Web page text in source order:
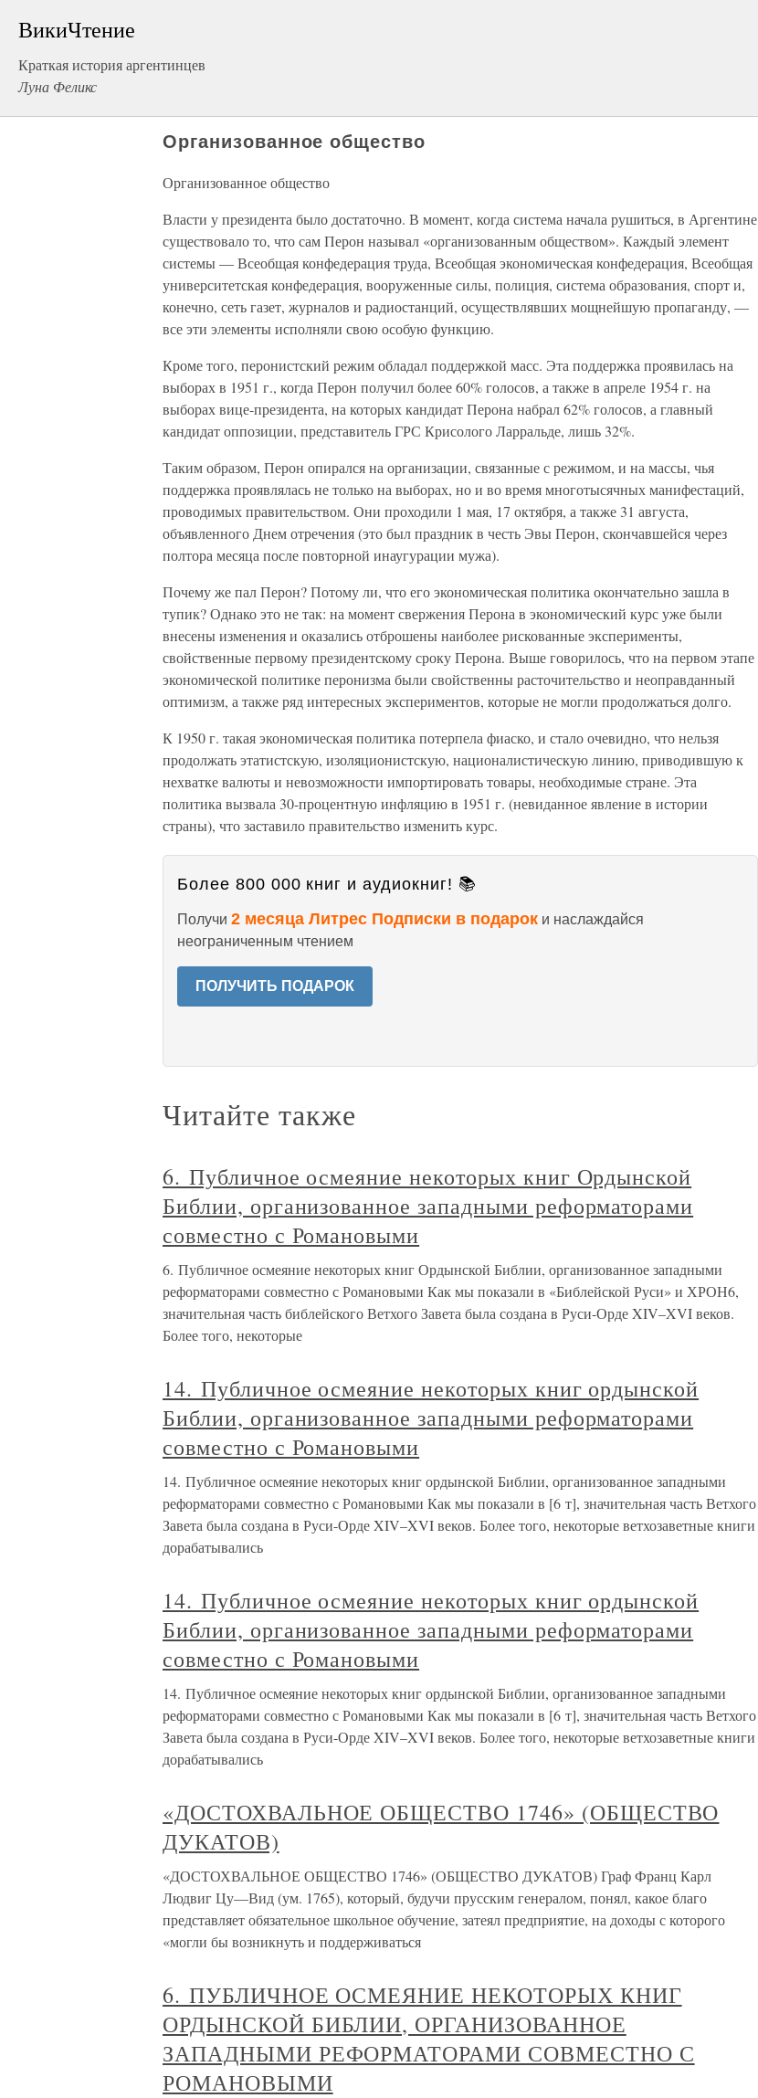
ВикиЧтение
Краткая история аргентинцев
Луна Феликс
Организованное общество
Организованное общество
Власти у президента было достаточно. В момент, когда система начала рушиться, в Аргентине
существовало то, что сам Перон называл «организованным обществом». Каждый элемент
системы — Всеобщая конфедерация труда, Всеобщая экономическая конфедерация, Всеобщая
университетская конфедерация, вооруженные силы, полиция, система образования, спорт и,
конечно, сеть газет, журналов и радиостанций, осуществлявших мощнейшую пропаганду, —
все эти элементы исполняли свою особую функцию.
Кроме того, перонистский режим обладал поддержкой масс. Эта поддержка проявилась на
выборах в 1951 г., когда Перон получил более 60% голосов, а также в апреле 1954 г. на
выборах вице-президента, на которых кандидат Перона набрал 62% голосов, а главный
кандидат оппозиции, представитель ГРС Крисолого Ларральде, лишь 32%.
Таким образом, Перон опирался на организации, связанные с режимом, и на массы, чья
поддержка проявлялась не только на выборах, но и во время многотысячных манифестаций,
проводимых правительством. Они проходили 1 мая, 17 октября, а также 31 августа,
объявленного Днем отречения (это был праздник в честь Эвы Перон, скончавшейся через
полтора месяца после повторной инаугурации мужа).
Почему же пал Перон? Потому ли, что его экономическая политика окончательно зашла в
тупик? Однако это не так: на момент свержения Перона в экономический курс уже были
внесены изменения и оказались отброшены наиболее рискованные эксперименты,
свойственные первому президентскому сроку Перона. Выше говорилось, что на первом этапе
экономической политике перонизма были свойственны расточительство и неоправданный
оптимизм, а также ряд интересных экспериментов, которые не могли продолжаться долго.
К 1950 г. такая экономическая политика потерпела фиаско, и стало очевидно, что нельзя
продолжать этатистскую, изоляционистскую, националистическую линию, приводившую к
нехватке валюты и невозможности импортировать товары, необходимые стране. Эта
политика вызвала 30-процентную инфляцию в 1951 г. (невиданное явление в истории
страны), что заставило правительство изменить курс.
Более 800 000 книг и аудиокниг! 📚
Получи 2 месяца Литрес Подписки в подарок и наслаждайся
неограниченным чтением
ПОЛУЧИТЬ ПОДАРОК
Читайте также
6. Публичное осмеяние некоторых книг Ордынской
Библии, организованное западными реформаторами
совместно с Романовыми
6. Публичное осмеяние некоторых книг Ордынской Библии, организованное западными
реформаторами совместно с Романовыми Как мы показали в «Библейской Руси» и ХРОН6,
значительная часть библейского Ветхого Завета была создана в Руси-Орде XIV–XVI веков.
Более того, некоторые
14. Публичное осмеяние некоторых книг ордынской
Библии, организованное западными реформаторами
совместно с Романовыми
14. Публичное осмеяние некоторых книг ордынской Библии, организованное западными
реформаторами совместно с Романовыми Как мы показали в [6 т], значительная часть Ветхого
Завета была создана в Руси-Орде XIV–XVI веков. Более того, некоторые ветхозаветные книги
дорабатывались
14. Публичное осмеяние некоторых книг ордынской
Библии, организованное западными реформаторами
совместно с Романовыми
14. Публичное осмеяние некоторых книг ордынской Библии, организованное западными
реформаторами совместно с Романовыми Как мы показали в [6 т], значительная часть Ветхого
Завета была создана в Руси-Орде XIV–XVI веков. Более того, некоторые ветхозаветные книги
дорабатывались
«ДОСТОХВАЛЬНОЕ ОБЩЕСТВО 1746» (ОБЩЕСТВО
ДУКАТОВ)
«ДОСТОХВАЛЬНОЕ ОБЩЕСТВО 1746» (ОБЩЕСТВО ДУКАТОВ) Граф Франц Карл
Людвиг Цу—Вид (ум. 1765), который, будучи прусским генералом, понял, какое благо
представляет обязательное школьное обучение, затеял предприятие, на доходы с которого
«могли бы возникнуть и поддерживаться
6. ПУБЛИЧНОЕ ОСМЕЯНИЕ НЕКОТОРЫХ КНИГ
ОРДЫНСКОЙ БИБЛИИ, ОРГАНИЗОВАННОЕ
ЗАПАДНЫМИ РЕФОРМАТОРАМИ СОВМЕСТНО С
РОМАНОВЫМИ